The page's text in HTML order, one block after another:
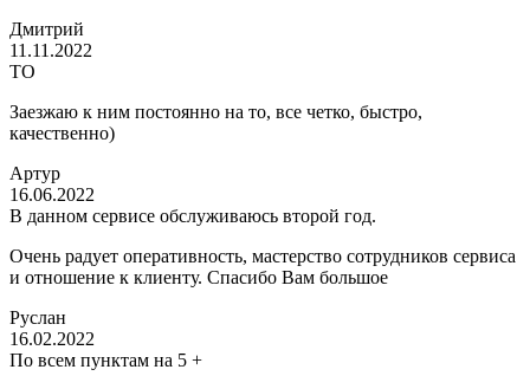
Дмитрий
11.11.2022
ТО
Заезжаю к ним постоянно на то, все четко, быстро,
качественно)
Артур
16.06.2022
В данном сервисе обслуживаюсь второй год.
Очень радует оперативность, мастерство сотрудников сервиса
и отношение к клиенту. Спасибо Вам большое
Руслан
16.02.2022
По всем пунктам на 5 +